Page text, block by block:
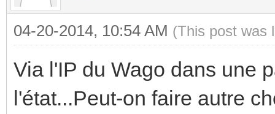
04-20-2014, 10:54 AM (This post was
Via l'IP du Wago dans une
l'état...Peut-on faire autre